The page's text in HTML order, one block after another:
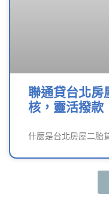
聯通貸台北房
核，靈活撥款
什麼是台北房屋二胎